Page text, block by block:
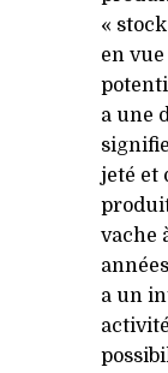
«
en
a une
jeté et
vache
a un